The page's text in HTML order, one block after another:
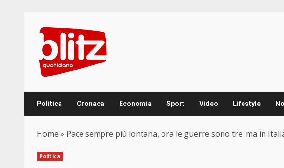
content
Politica Cronaca Economia Sport Video Lifestyle
Home » Pace sempre più lontana, ora le guerre sono tre: ma in
Politica